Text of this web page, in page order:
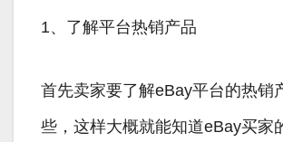
1、了解平台热销产品
首先卖家要了解eBay平台的热销
些，这样大概就能知道eBay买家